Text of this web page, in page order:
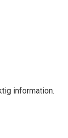
information.